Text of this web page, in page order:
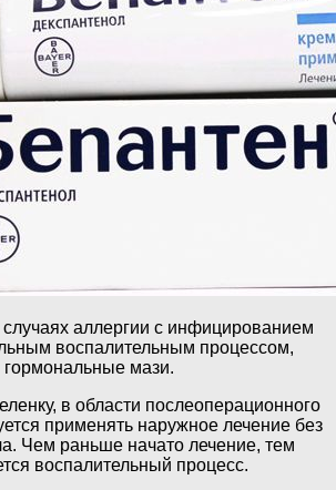
аллергии с инфицированием
воспалительным процессом,
гормональные мази.
в области послеоперационного
применять наружное лечение без
Чем раньше начато лечение, тем
воспалительный процесс.